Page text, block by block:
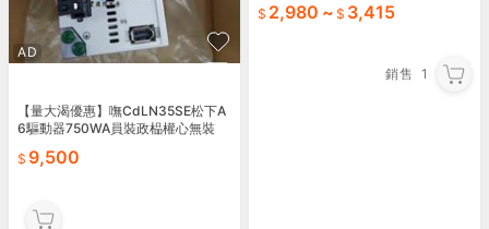
AD
【量大渴優惠】嘸CdLN35SE松下A
6驅動器750WA員裝政榀權心無裝
9,500
2,980 ~ 3,415
銷售 1